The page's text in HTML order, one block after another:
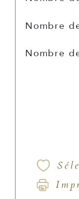
Nombre
Nombre